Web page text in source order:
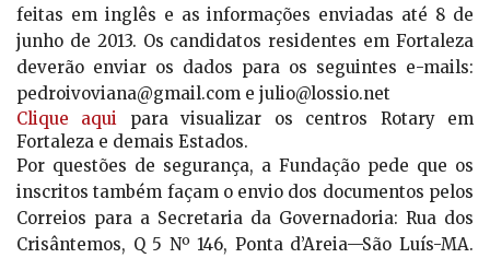
feitas em inglês e as informações enviadas até 8 de
junho de 2013. Os candidatos residentes em Fortaleza
deverão enviar os dados para os seguintes e-mails:
pedroivoviana@gmail.com e julio@lossio.net
Clique aqui
para visualizar os centros Rotary em
Fortaleza e demais Estados.
Por questões de segurança, a Fundação pede que os
inscritos também façam o envio dos documentos pelos
Correios para a Secretaria da Governadoria: Rua dos
Crisântemos, Q 5 Nº 146, Ponta d’Areia—São Luís-MA.